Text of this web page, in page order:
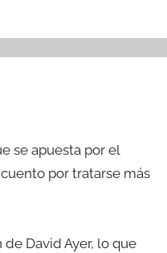
se apuesta por el
por tratarse más
David Ayer, lo que